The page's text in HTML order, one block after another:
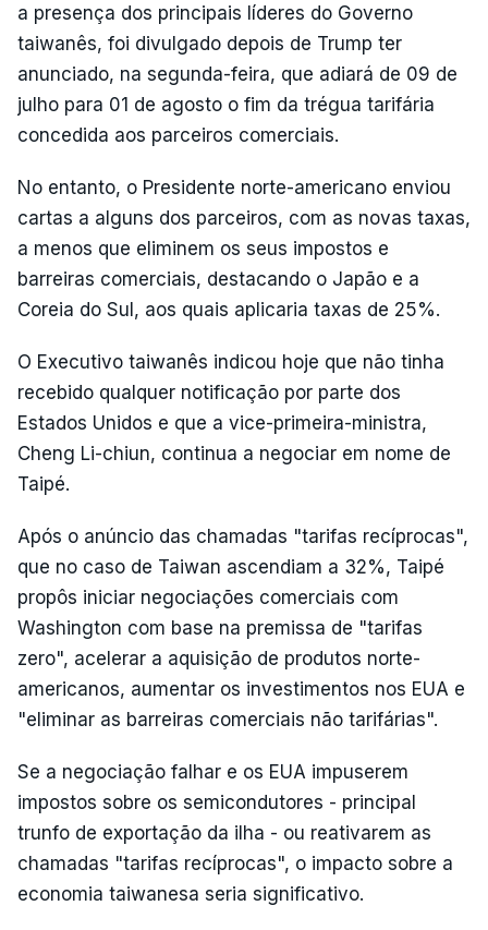
a presença dos principais líderes do Governo
taiwanês, foi divulgado depois de Trump ter
anunciado, na segunda-feira, que adiará de 09 de
julho para 01 de agosto o fim da trégua tarifária
concedida aos parceiros comerciais.
No entanto, o Presidente norte-americano enviou
cartas a alguns dos parceiros, com as novas taxas,
a menos que eliminem os seus impostos e
barreiras comerciais, destacando o Japão e a
Coreia do Sul, aos quais aplicaria taxas de 25%.
O Executivo taiwanês indicou hoje que não tinha
recebido qualquer notificação por parte dos
Estados Unidos e que a vice-primeira-ministra,
Cheng Li-chiun, continua a negociar em nome de
Taipé.
Após o anúncio das chamadas "tarifas recíprocas",
que no caso de Taiwan ascendiam a 32%, Taipé
propôs iniciar negociações comerciais com
Washington com base na premissa de "tarifas
zero", acelerar a aquisição de produtos norte-
americanos, aumentar os investimentos nos EUA e
"eliminar as barreiras comerciais não tarifárias".
Se a negociação falhar e os EUA impuserem
impostos sobre os semicondutores - principal
trunfo de exportação da ilha - ou reativarem as
chamadas "tarifas recíprocas", o impacto sobre a
economia taiwanesa seria significativo.